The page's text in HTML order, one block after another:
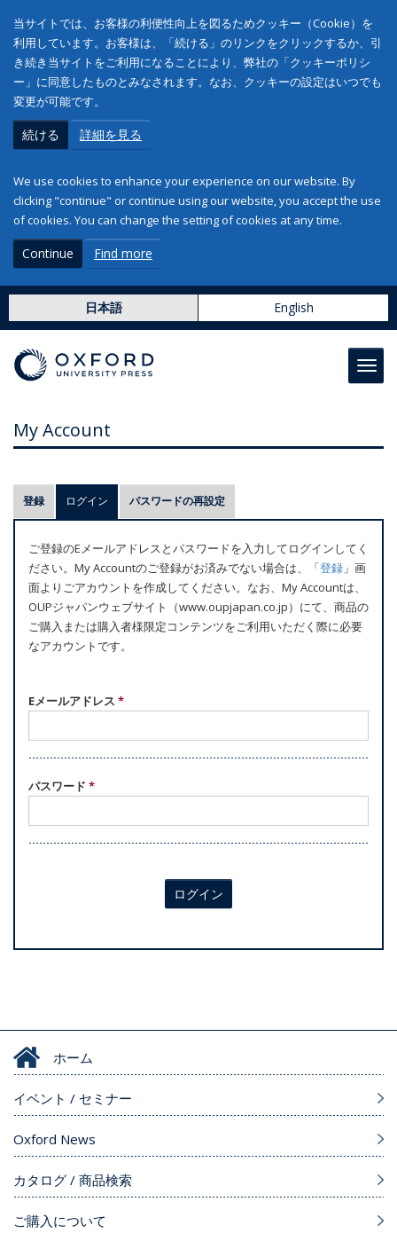
当サイトでは、お客様の利便性向上を図るためクッキー（Cookie）を
利用しています。お客様は、「続ける」のリンクをクリックするか、引
き続き当サイトをご利用になることにより、弊社の「クッキーポリシ
ー」に同意したものとみなされます。なお、クッキーの設定はいつでも
変更が可能です。
続ける 詳細を見る
We use cookies to enhance your experience on our website. By
clicking "continue" or continue using our website, you accept the use
of cookies. You can change the setting of cookies at any time.
Continue Find more
日本語 English
My Account
プ
ラ
マ
リ
ー
タ
ブ
登録 ログイン (アクティブなタブ)
パスワードの再設定
ご登録のEメールアドレスとパスワードを入力してログインしてく
ださい。My Accountのご登録がお済みでない場合は、「登録 」画
面よりごアカウントを作成してください。なお、My Accountは、
OUPジャパンウェブサイト（www.oupjapan.co.jp）にて、商品の
ご購入または購入者様限定コンテンツをご利用いただく際に必要
なアカウントです。
Eメールアドレス *
パスワード *
ログイン
ホーム
イベント / セミナー
Oxford News
カタログ / 商品検索
ご購入について